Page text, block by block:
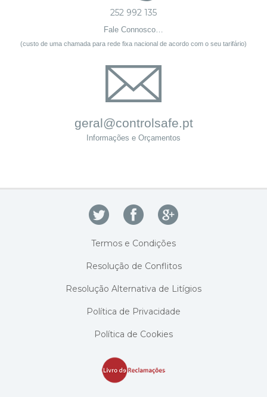
252 992 135
Fale Connosco…
(custo de uma chamada para rede fixa nacional de acordo com o seu tarifário)
geral@controlsafe.pt
Informações e Orçamentos
Termos e Condições
Resolução de Conflitos
Resolução Alternativa de Litígios
Política de Privacidade
Política de Cookies